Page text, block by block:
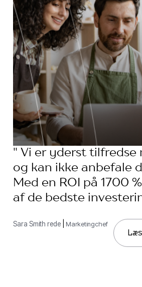
" Vi er yderst tilfredse
og kan ikke anbefale
Med en ROI på 1700
af ​​de bedste
Sara Smith rede| Marketingchef